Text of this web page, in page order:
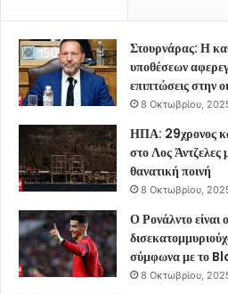
Στουρνάρας: Η
υποθέσεων
επιπτώσεις στην
8 Οκτωβρίου,
ΗΠΑ: 29χρονος
στο Λος
θανατική ποινή
8 Οκτωβρίου,
Ο Ρονάλντο είναι
σύμφωνα με το
8 Οκτωβρίου,